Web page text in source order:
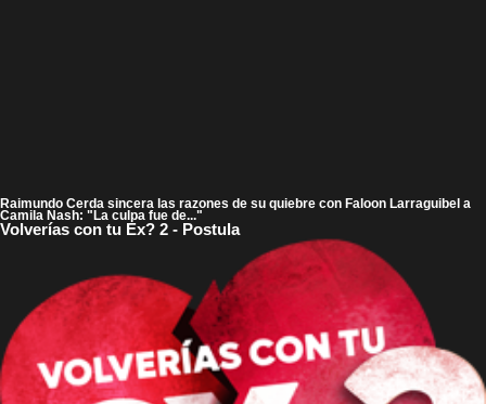
Raimundo Cerda sincera las razones de su quiebre con Faloon Larraguibel a
Camila Nash: "La culpa fue de..."
Volverías con tu Ex? 2 - Postula